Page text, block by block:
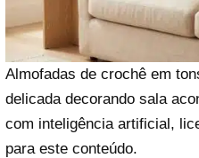
Almofadas de crochê em
delicada decorando sala
com inteligência artificial,
para este conteúdo.